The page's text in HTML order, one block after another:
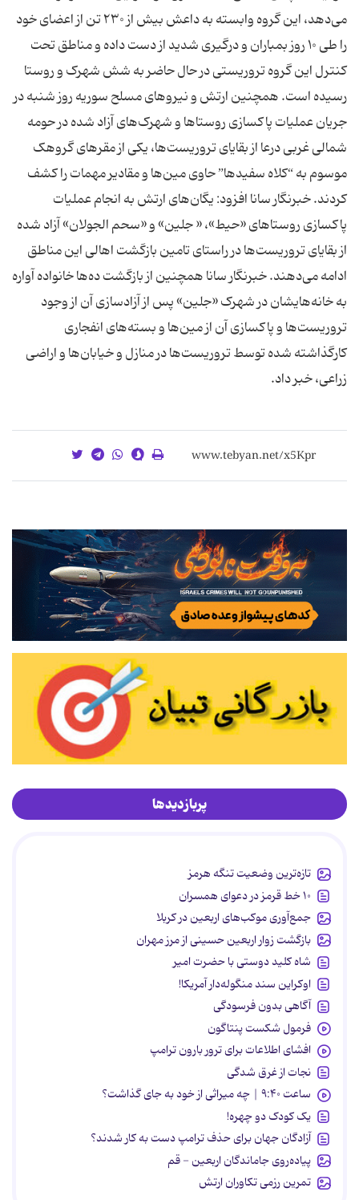
می‌دهد، این گروه وابسته به داعش بیش از ۲۳۰ تن از اعضای خود
را طی ۱۰ روز بمباران و درگیری شدید از دست داده و مناطق تحت
کنترل این گروه تروریستی در حال حاضر به شش شهرک و روستا
رسیده است. همچنین ارتش و نیروهای مسلح سوریه روز شنبه در
جریان عملیات پاکسازی روستاها و شهرک‌های آزاد شده در حومه
شمالی غربی درعا از بقایای تروریست‌ها، یکی از مقرهای گروهک
موسوم به “کلاه سفیدها” حاوی مین‌ها و مقادیر مهمات را کشف
کردند. خبرنگار سانا افزود: یگان‌های ارتش به انجام عملیات
پاکسازی روستاهای «حیط»، « جلین» و «سحم الجولان» آزاد شده
از بقایای تروریست‌ها در راستای تامین بازگشت اهالی این مناطق
ادامه می‌دهند. خبرنگار سانا همچنین از بازگشت ده‌ها خانواده آواره
به خانه‌هایشان در شهرک «جلین» پس از آزادسازی آن از وجود
تروریست‌ها و پاکسازی آن از مین‌ها و بسته‌های انفجاری
کارگذاشته شده توسط تروریست‌ها در منازل و خیابان‌ها و اراضی
زراعی، خبر داد.
پربازدیدها
تازه‌ترین وضعیت تنگه هرمز
۱۰ خط قرمز در دعوای همسران
جمع‌آوری موکب‌های اربعین در کربلا
بازگشت زوار اربعین حسینی از مرز مهران
شاه کلید دوستی با حضرت امیر
اوکراین سند منگوله‌دار آمریکا!
آگاهی بدون فرسودگی
فرمول شکست پنتاگون
افشای اطلاعات برای ترور بارون ترامپ
نجات از غرق شدگی
ساعت ۹:۴۰ | چه میراثی از خود به جای گذاشت؟
یک کودک دو چهره!
آزادگان جهان برای حذف ترامپ دست به کار شدند؟
پیاده‌روی جاماندگان اربعین - قم
تمرین رزمی تکاوران ارتش